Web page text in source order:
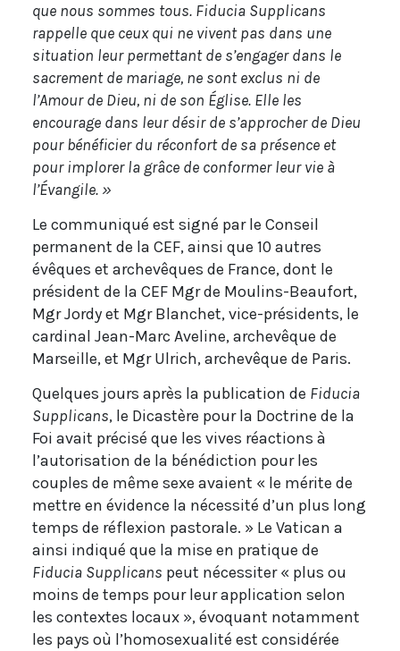
que nous sommes tous. Fiducia Supplicans
rappelle que ceux qui ne vivent pas dans une
situation leur permettant de s’engager dans le
sacrement de mariage, ne sont exclus ni de
l’Amour de Dieu, ni de son Église. Elle les
encourage dans leur désir de s’approcher de Dieu
pour bénéficier du réconfort de sa présence et
pour implorer la grâce de conformer leur vie à
l’Évangile. »
Le communiqué est signé par le Conseil
permanent de la CEF, ainsi que 10 autres
évêques et archevêques de France, dont le
président de la CEF Mgr de Moulins-Beaufort,
Mgr Jordy et Mgr Blanchet, vice-présidents, le
cardinal Jean-Marc Aveline, archevêque de
Marseille, et Mgr Ulrich, archevêque de Paris.
Quelques jours après la publication de Fiducia
Supplicans, le Dicastère pour la Doctrine de la
Foi avait précisé que les vives réactions à
l’autorisation de la bénédiction pour les
couples de même sexe avaient « le mérite de
mettre en évidence la nécessité d’un plus long
temps de réflexion pastorale. » Le Vatican a
ainsi indiqué que la mise en pratique de
Fiducia Supplicans peut nécessiter « plus ou
moins de temps pour leur application selon
les contextes locaux », évoquant notamment
les pays où l’homosexualité est considérée